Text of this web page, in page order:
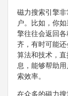
磁力搜索引擎
户。比如，你
擎往往会返回
齐，有时可能
算法和技术，
息，能够帮助
索效率。
在众多的磁力